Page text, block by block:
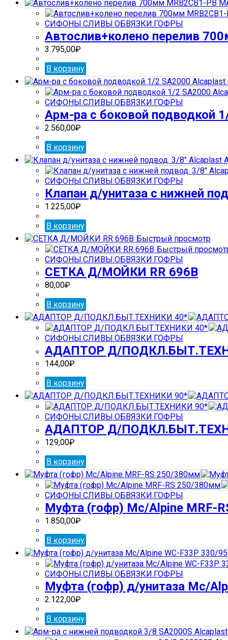
СИФОНЫ.СЛИВЫ.ОБВЯЗКИ.ГОФРЫ
Автослив+колено перелив
3.795,00₽
В корзину
СИФОНЫ.СЛИВЫ.ОБВЯЗКИ.ГОФРЫ
Арм-ра с боковой подводкой
2.560,00₽
В корзину
СИФОНЫ.СЛИВЫ.ОБВЯЗКИ.ГОФРЫ
Клапан д/унитаза с нижней
1.225,00₽
В корзину
Быстрый просмотр
Быстрый
СИФОНЫ.СЛИВЫ.ОБВЯЗКИ.ГОФРЫ
СЕТКА Д/МОЙКИ RR 696В
80,00₽
В корзину
СИФОНЫ.СЛИВЫ.ОБВЯЗКИ.ГОФРЫ
АДАПТОР Д/
144,00₽
В корзину
СИФОНЫ.СЛИВЫ.ОБВЯЗКИ.ГОФРЫ
АДАПТОР Д/
129,00₽
В корзину
СИФОНЫ.СЛИВЫ.ОБВЯЗКИ.ГОФРЫ
Муфта (гофр) Mc/Alpine MRF-
1.850,00₽
В корзину
СИФОНЫ.СЛИВЫ.ОБВЯЗКИ.ГОФРЫ
Муфта (гофр) д/унитаза Mc/
2.122,00₽
В корзину